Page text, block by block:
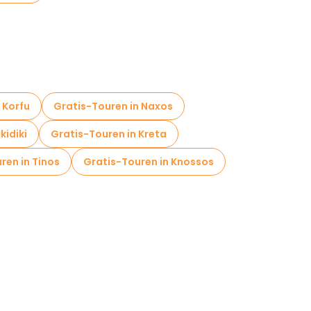
Gratis-Touren in Naxos
Gratis-Touren in Kreta
in Tinos
Gratis-Touren in Knossos